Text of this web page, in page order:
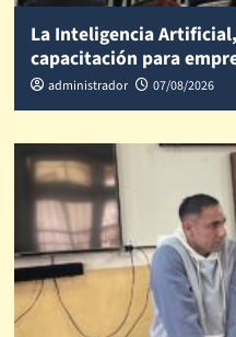
La Inteligencia
capacitación para
administrador 07/08/2026